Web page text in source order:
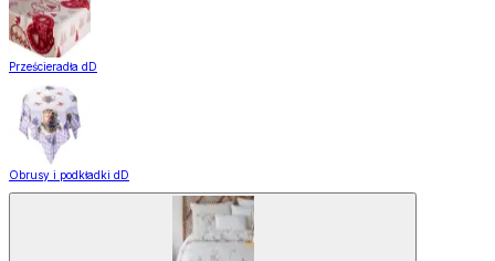
Prześcieradła dD
Obrusy i podkładki dD